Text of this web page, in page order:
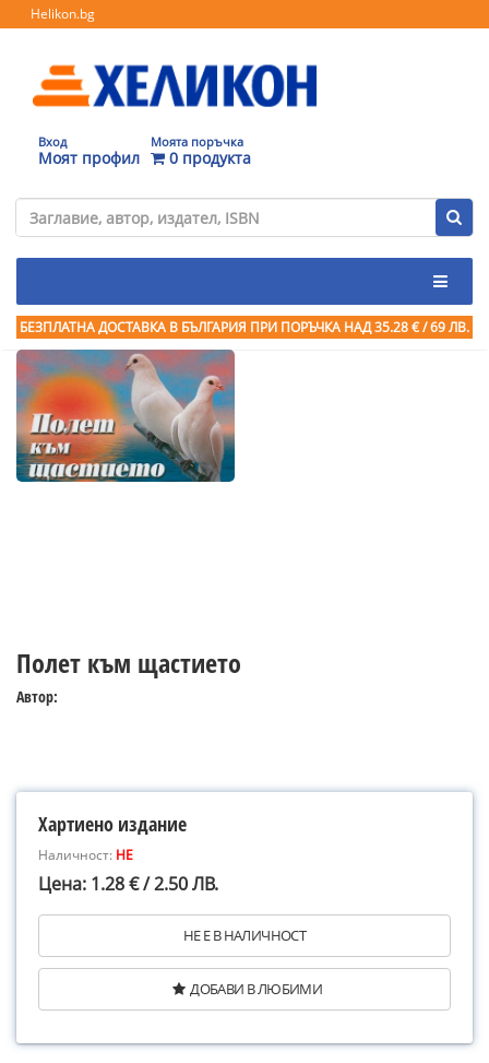
Helikon.bg
Вход
Моят профил
Моята поръчка
0 продукта
БЕЗПЛАТНА ДОСТАВКА В БЪЛГАРИЯ ПРИ ПОРЪЧКА НАД 35.28 € / 69 ЛВ.
Полет към щастието
Автор:
Хартиено издание
Наличност: НЕ
Цена: 1.28 € / 2.50 ЛВ.
НЕ Е В НАЛИЧНОСТ
ДОБАВИ В ЛЮБИМИ